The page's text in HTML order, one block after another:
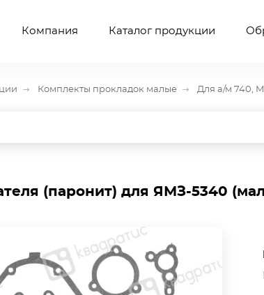
Компания Каталог продукции
Комплекты прокладок малые Для а/м 740,
(паронит) для ЯМЗ-5340